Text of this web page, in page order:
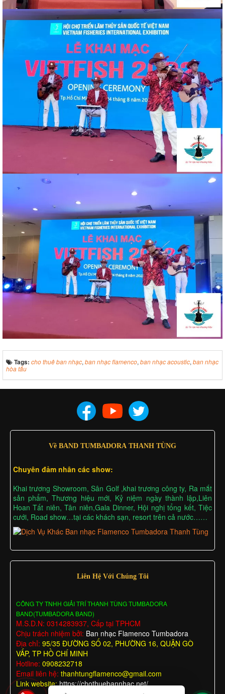
Tags: cho thuê ban nhạc, ban nhạc flamenco, ban nhạc acoustic, ban nhạc
hòa tấu
Về BAND TUMBADORA THANH TÙNG
Chuyên đảm nhân các show:
Khai trương Showroom, Sân Golf ,khai trương công ty, Ra mắt
sản phẩm, Thương hiệu mới, Kỷ niệm ngày thành lập,Liên
Hoan Tất niên, Tân niên,Gala Dinner, Hội nghị tổng kết, Tiệc
cưới, Road show…tại các khách sạn, resort trên cả nước……
Liên Hệ Với Chúng Tôi
CÔNG TY TNHH GIẢI TRÍ THANH TÙNG TUMBADORA
BAND(TUMBADORA BAND)
M.S.D.N: 0314283937, Cấp tại TPHCM
Chịu trách nhiệm bởi: Ban nhạc Flamenco Tumbadora
Địa chỉ: 95/35 ĐƯỜNG SỐ 02, PHƯỜNG 16, QUẬN GÒ
VẤP, TP HỒ CHÍ MINH
Hotline: 0908232718
Email liên hệ: thanhtungflamenco@gmail.com
Link website:https://chothuebannhac.net/